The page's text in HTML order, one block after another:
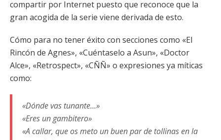
compartir por Internet puesto que reconoce que la
gran acogida de la serie viene derivada de esto.
Cómo para no tener éxito con secciones como «El
Rincón de Agnes», «Cuéntaselo a Asun», «Doctor
Alce», «Retrospect», «CÑÑ» o expresiones ya míticas
como:
«Dónde vas tunante…»
«Eres un gambitero»
«A callar, que os meto un buen par de tollinas en la